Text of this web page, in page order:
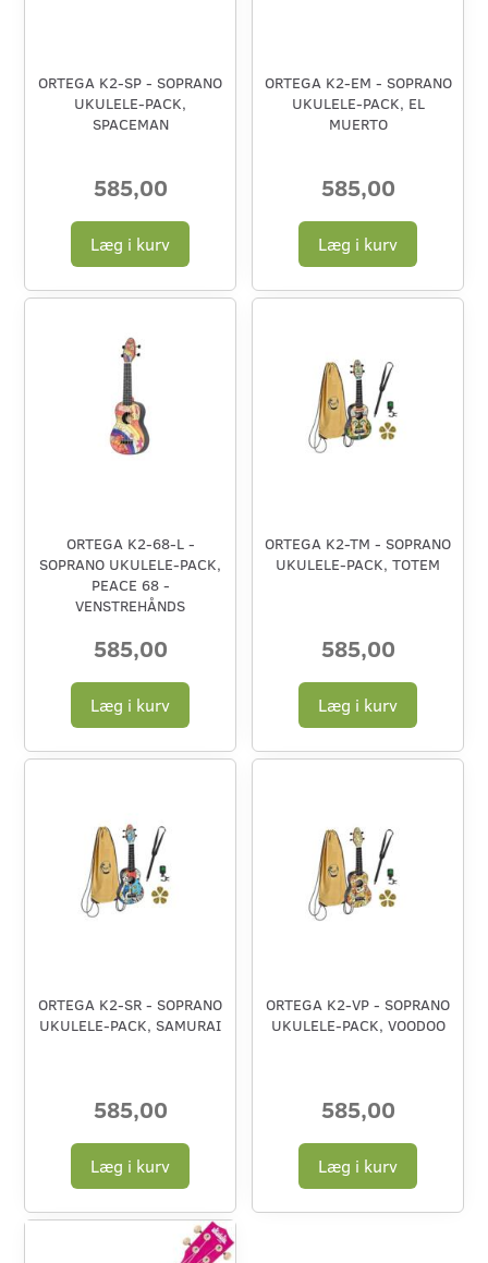
ORTEGA K2-SP - SOPRANO
UKULELE-PACK,
SPACEMAN
585,00
Læg i kurv
ORTEGA K2-EM - SOPRANO
UKULELE-PACK, EL
MUERTO
585,00
Læg i kurv
ORTEGA K2-68-L -
SOPRANO UKULELE-PACK,
PEACE 68 -
VENSTREHÅNDS
585,00
Læg i kurv
ORTEGA K2-TM - SOPRANO
UKULELE-PACK, TOTEM
585,00
Læg i kurv
ORTEGA K2-SR - SOPRANO
UKULELE-PACK, SAMURAI
585,00
Læg i kurv
ORTEGA K2-VP - SOPRANO
UKULELE-PACK, VOODOO
585,00
Læg i kurv